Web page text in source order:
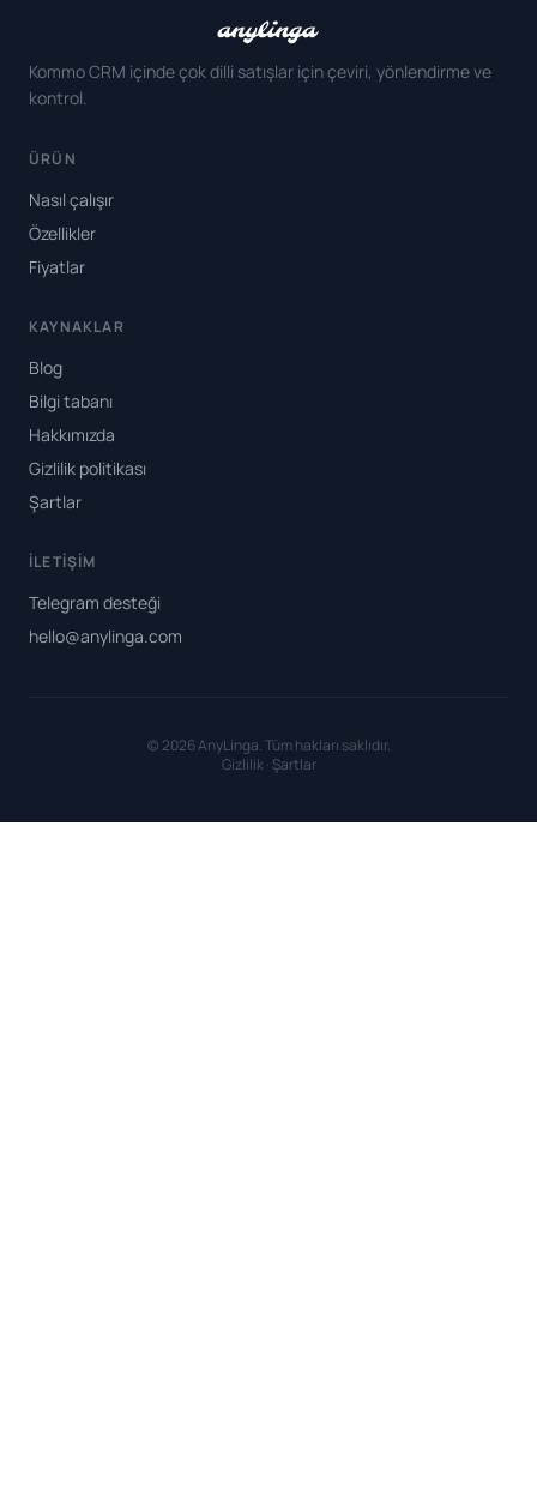
Kommo CRM içinde çok dilli satışlar için çeviri, yönlendirme ve
kontrol.
ÜRÜN
Nasıl çalışır
Özellikler
Fiyatlar
KAYNAKLAR
Blog
Bilgi tabanı
Hakkımızda
Gizlilik politikası
Şartlar
İLETIŞIM
Telegram desteği
hello@anylinga.com
© 2026 AnyLinga. Tüm hakları saklıdır.
Gizlilik· Şartlar